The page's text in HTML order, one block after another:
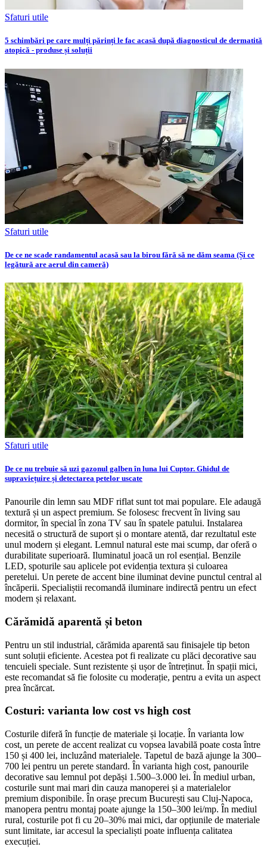
Sfaturi utile
5 schimbări pe care mulți părinți le fac acasă după diagnosticul de dermatită
atopică - produse și soluții
Sfaturi utile
De ce ne scade randamentul acasă sau la birou fără să ne dăm seama (Și ce
legătură are aerul din cameră)
Sfaturi utile
De ce nu trebuie să uzi gazonul galben în luna lui Cuptor. Ghidul de
supraviețuire și detectarea petelor uscate
Panourile din lemn sau MDF riflat sunt tot mai populare. Ele adaugă
textură și un aspect premium. Se folosesc frecvent în living sau
dormitor, în special în zona TV sau în spatele patului. Instalarea
necesită o structură de suport și o montare atentă, dar rezultatul este
unul modern și elegant. Lemnul natural este mai scump, dar oferă o
durabilitate superioară. Iluminatul joacă un rol esențial. Benzile
LED, spoturile sau aplicele pot evidenția textura și culoarea
peretelui. Un perete de accent bine iluminat devine punctul central al
încăperii. Specialiștii recomandă iluminare indirectă pentru un efect
modern și relaxant.
Cărămidă aparentă și beton
Pentru un stil industrial, cărămida aparentă sau finisajele tip beton
sunt soluții eficiente. Acestea pot fi realizate cu plăci decorative sau
tencuieli speciale. Sunt rezistente și ușor de întreținut. În spații mici,
este recomandat să fie folosite cu moderație, pentru a evita un aspect
prea încărcat.
Costuri: varianta low cost vs high cost
Costurile diferă în funcție de materiale și locație. În varianta low
cost, un perete de accent realizat cu vopsea lavabilă poate costa între
150 și 400 lei, incluzând materialele. Tapetul de bază ajunge la 300–
700 lei pentru un perete standard. În varianta high cost, panourile
decorative sau lemnul pot depăși 1.500–3.000 lei. În mediul urban,
costurile sunt mai mari din cauza manoperei și a materialelor
premium disponibile. În orașe precum București sau Cluj-Napoca,
manopera pentru montaj poate ajunge la 150–300 lei/mp. În mediul
rural, costurile pot fi cu 20–30% mai mici, dar opțiunile de materiale
sunt limitate, iar accesul la specialiști poate influența calitatea
execuției.